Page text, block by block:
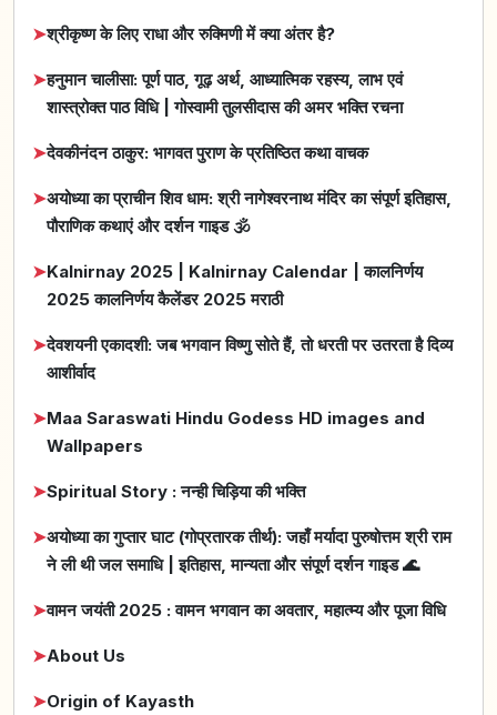
➤श्रीकृष्ण के लिए राधा और रुक्मिणी में क्या अंतर है?
➤हनुमान चालीसा: पूर्ण पाठ, गूढ़ अर्थ, आध्यात्मिक रहस्य, लाभ एवं
शास्त्रोक्त पाठ विधि | गोस्वामी तुलसीदास की अमर भक्ति रचना
➤देवकीनंदन ठाकुर: भागवत पुराण के प्रतिष्ठित कथा वाचक
➤अयोध्या का प्राचीन शिव धाम: श्री नागेश्वरनाथ मंदिर का संपूर्ण इतिहास,
पौराणिक कथाएं और दर्शन गाइड 🕉️
➤Kalnirnay 2025 | Kalnirnay Calendar | कालनिर्णय
2025 कालनिर्णय कैलेंडर 2025 मराठी
➤देवशयनी एकादशी: जब भगवान विष्णु सोते हैं, तो धरती पर उतरता है दिव्य
आशीर्वाद
➤Maa Saraswati Hindu Godess HD images and
Wallpapers
➤Spiritual Story : नन्ही चिड़िया की भक्ति
➤अयोध्या का गुप्तार घाट (गोप्रतारक तीर्थ): जहाँ मर्यादा पुरुषोत्तम श्री राम
ने ली थी जल समाधि | इतिहास, मान्यता और संपूर्ण दर्शन गाइड 🌊
➤वामन जयंती 2025 : वामन भगवान का अवतार, महात्म्य और पूजा विधि
➤About Us
➤Origin of Kayasth